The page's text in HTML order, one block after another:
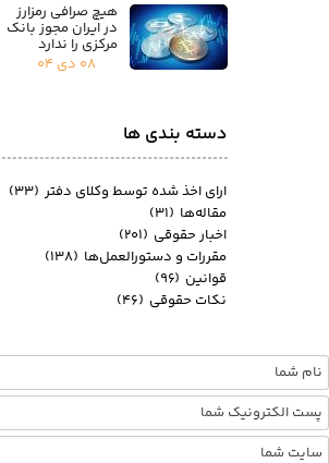
دسته بندی ها
هیچ صرافی رمزارز
در ایران مجوز بانک
مرکزی را ندارد
۰۸ دی ۰۴
ارای اخذ شده توسط وکلای دفتر (۳۳)
مقاله‌ها (۳۱)
اخبار حقوقی (۲۰۱)
مقررات و دستورالعمل‌ها (۱۳۸)
قوانین (۹۶)
نکات حقوقی (۴۶)